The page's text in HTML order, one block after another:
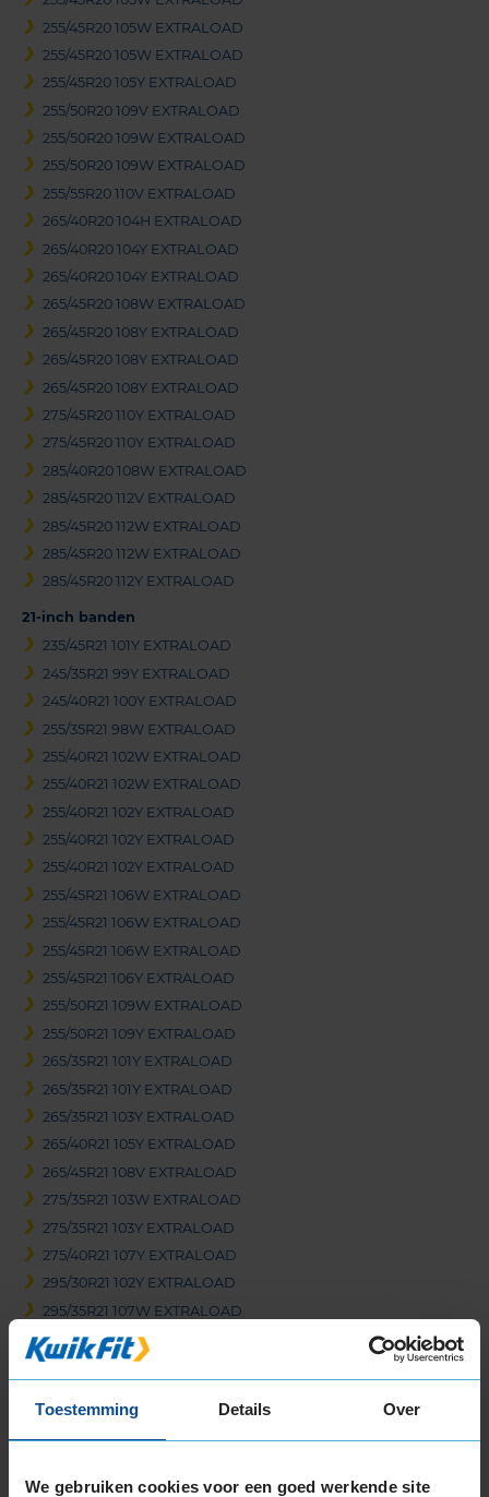
Toestemming Details Over
We gebruiken cookies voor een goed werkende site
255/45R20 105W EXTRALOAD
255/45R20 105W EXTRALOAD
255/45R20 105Y EXTRALOAD
255/50R20 109V EXTRALOAD
255/50R20 109W EXTRALOAD
255/50R20 109W EXTRALOAD
255/55R20 110V EXTRALOAD
265/40R20 104H EXTRALOAD
265/40R20 104Y EXTRALOAD
265/40R20 104Y EXTRALOAD
265/45R20 108W EXTRALOAD
265/45R20 108Y EXTRALOAD
265/45R20 108Y EXTRALOAD
265/45R20 108Y EXTRALOAD
275/45R20 110Y EXTRALOAD
275/45R20 110Y EXTRALOAD
285/40R20 108W EXTRALOAD
285/45R20 112V EXTRALOAD
285/45R20 112W EXTRALOAD
285/45R20 112W EXTRALOAD
285/45R20 112Y EXTRALOAD
21-inch banden
235/45R21 101Y EXTRALOAD
245/35R21 99Y EXTRALOAD
245/40R21 100Y EXTRALOAD
255/35R21 98W EXTRALOAD
255/40R21 102W EXTRALOAD
255/40R21 102W EXTRALOAD
255/40R21 102Y EXTRALOAD
255/40R21 102Y EXTRALOAD
255/40R21 102Y EXTRALOAD
255/45R21 106W EXTRALOAD
255/45R21 106W EXTRALOAD
255/45R21 106W EXTRALOAD
255/45R21 106Y EXTRALOAD
255/50R21 109W EXTRALOAD
255/50R21 109Y EXTRALOAD
265/35R21 101Y EXTRALOAD
265/35R21 101Y EXTRALOAD
265/35R21 103Y EXTRALOAD
265/40R21 105Y EXTRALOAD
265/45R21 108V EXTRALOAD
275/35R21 103W EXTRALOAD
275/35R21 103Y EXTRALOAD
275/40R21 107Y EXTRALOAD
295/30R21 102Y EXTRALOAD
295/35R21 107W EXTRALOAD
295/35R21 107Y EXTRALOAD
295/40R21 111V EXTRALOAD
305/30R21 104Y EXTRALOAD
22-inch banden